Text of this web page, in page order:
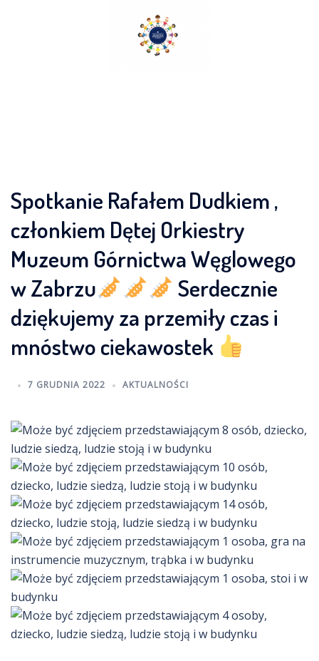
Spotkanie Rafałem Dudkiem ,
członkiem Dętej Orkiestry
Muzeum Górnictwa Węglowego
w Zabrzu
Serdecznie
dziękujemy za przemiły czas i
mnóstwo ciekawostek
7 GRUDNIA 2022 AKTUALNOŚCI